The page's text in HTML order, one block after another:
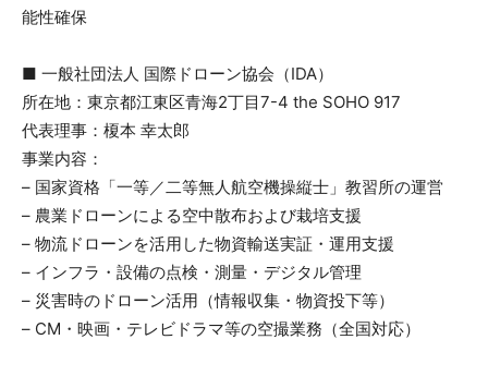
能性確保
■ 一般社団法人 国際ドローン協会（IDA）
所在地：東京都江東区青海2丁目7-4 the SOHO 917
代表理事：榎本 幸太郎
事業内容：
– 国家資格「一等／二等無人航空機操縦士」教習所の運営
– 農業ドローンによる空中散布および栽培支援
– 物流ドローンを活用した物資輸送実証・運用支援
– インフラ・設備の点検・測量・デジタル管理
– 災害時のドローン活用（情報収集・物資投下等）
– CM・映画・テレビドラマ等の空撮業務（全国対応）